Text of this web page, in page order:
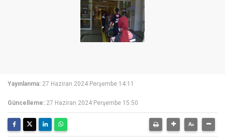
Yayınlanma: 27 Haziran 2024 Perşembe 14:11
Güncelleme: 27 Haziran 2024 Perşembe 15:50